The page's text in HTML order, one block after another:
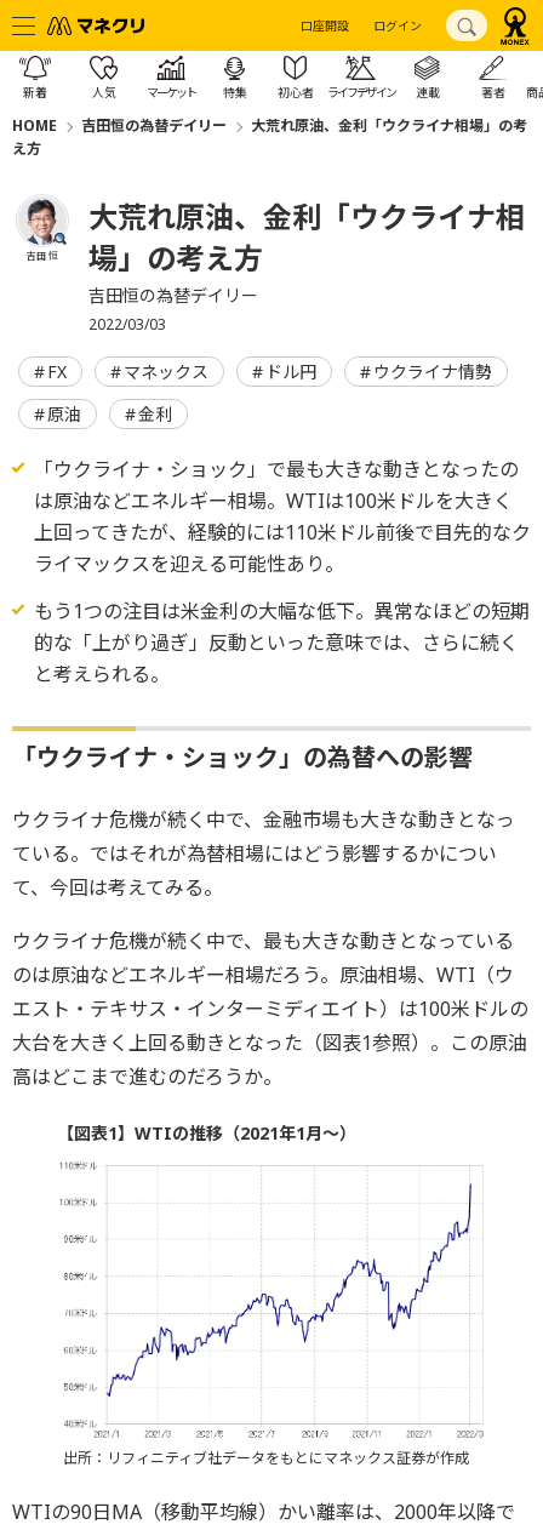
口座開設 ログイン
新着 人気 マーケット 特集 初心者 ライフデザイン 連載 著者 商
HOME 吉田恒の為替デイリー
大荒れ原油、金利「ウクライナ相場」の考
え方
吉田 恒
大荒れ原油、金利「ウクライナ相
場」の考え方
吉田恒の為替デイリー
2022/03/03
FX マネックス ドル円
ウクライナ情勢
原油
金利
「ウクライナ・ショック」で最も大きな動きとなったの
は原油などエネルギー相場。WTIは100米ドルを大きく
上回ってきたが、経験的には110米ドル前後で目先的なク
ライマックスを迎える可能性あり。
もう1つの注目は米金利の大幅な低下。異常なほどの短期
的な「上がり過ぎ」反動といった意味では、さらに続く
と考えられる。
「ウクライナ・ショック」の為替への影響
ウクライナ危機が続く中で、金融市場も大きな動きとなっ
ている。ではそれが為替相場にはどう影響するかについ
て、今回は考えてみる。
ウクライナ危機が続く中で、最も大きな動きとなっている
のは原油などエネルギー相場だろう。原油相場、WTI（ウ
エスト・テキサス・インターミディエイト）は100米ドルの
大台を大きく上回る動きとなった（図表1参照）。この原油
高はどこまで進むのだろうか。
【図表1】WTIの推移（2021年1月～）
出所：リフィニティブ社データをもとにマネックス証券が作成
WTIの90日MA（移動平均線）かい離率は、2000年以降で